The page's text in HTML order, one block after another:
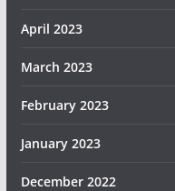
April 2023
March 2023
February 2023
January 2023
December 2022